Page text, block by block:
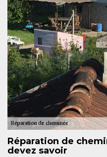
Réparation de
devez savoir